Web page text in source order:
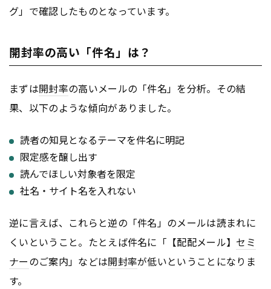
グ」で確認したものとなっています。
開封率の高い「件名」は？
まずは開封率の高いメールの「件名」を分析。その結
果、以下のような傾向がありました。
読者の知見となるテーマを件名に明記
限定感を醸し出す
読んでほしい対象者を限定
社名・サイト名を入れない
逆に言えば、これらと逆の「件名」のメールは読まれに
くいということ。たとえば件名に「【配配メール】 セミ
ナーのご案内」などは開封率が低いということになりま
す。